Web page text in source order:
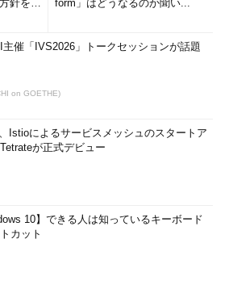
針を調
form」はどうなるのか聞い...
主催「IVS2026」トークセッションが話題
on GOETHE)
Istioによるサービスメッシュのスタートア
が正式デビュー
10】できる人は知っているキーボード
カット